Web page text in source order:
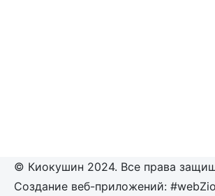
© Киокушин 2024. Все права
Создание веб-приложений: